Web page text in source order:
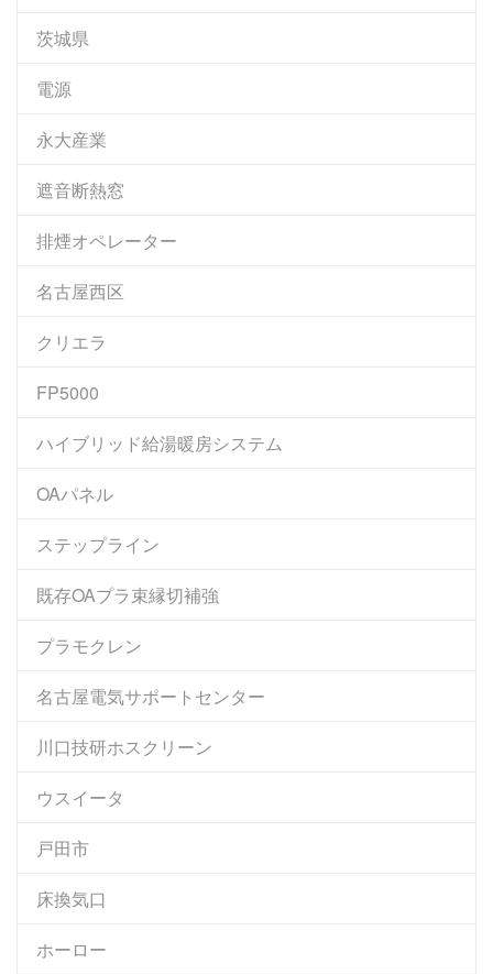
茨城県
電源
永大産業
遮音断熱窓
排煙オペレーター
名古屋西区
クリエラ
FP5000
ハイブリッド給湯暖房システム
OAパネル
ステップライン
既存OAプラ束縁切補強
プラモクレン
名古屋電気サポートセンター
川口技研ホスクリーン
ウスイータ
戸田市
床換気口
ホーロー